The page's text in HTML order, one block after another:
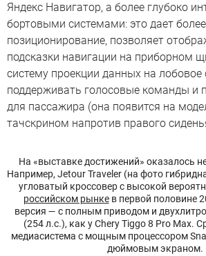
Яндекс Навигатор, а более глубоко
бортовыми системами: это дает
позиционирование, позволяет
подсказки навигации на приборном
систему проекции данных на лобовое
поддерживать голосовые команды и
для пассажира (она появится на
тачскрином напротив правого
На «выставке достижений» оказалось
Например, Jetour Traveler (на фото
угловатый кроссовер с высокой
российском рынкев первой половине
версия — с полным приводом и
(254 л.с.), как у Chery Tiggo 8 Pro Max.
медиасистема с мощным процессором
дюймовым экраном.